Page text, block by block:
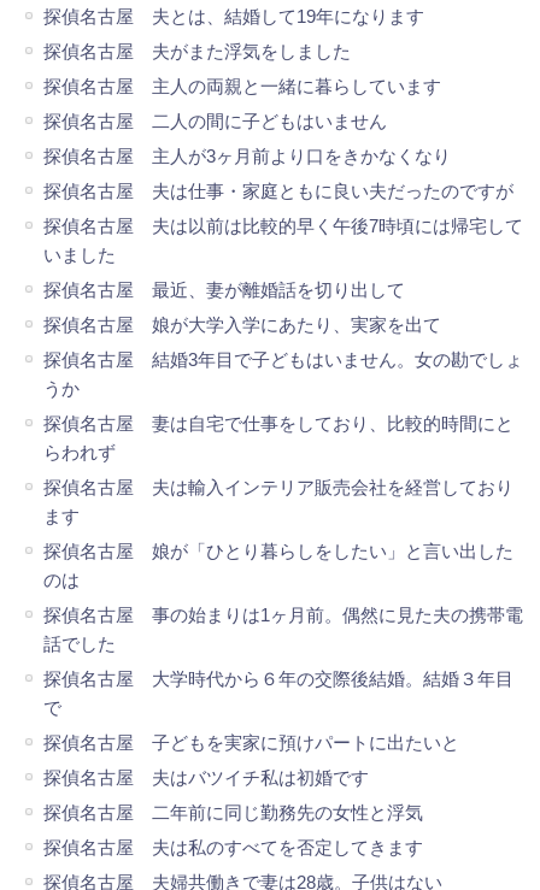
探偵名古屋 夫とは、結婚して19年になります
探偵名古屋 夫がまた浮気をしました
探偵名古屋 主人の両親と一緒に暮らしています
探偵名古屋 二人の間に子どもはいません
探偵名古屋 主人が3ヶ月前より口をきかなくなり
探偵名古屋 夫は仕事・家庭ともに良い夫だったのですが
探偵名古屋 夫は以前は比較的早く午後7時頃には帰宅して
いました
探偵名古屋 最近、妻が離婚話を切り出して
探偵名古屋 娘が大学入学にあたり、実家を出て
探偵名古屋 結婚3年目で子どもはいません。女の勘でしょ
うか
探偵名古屋 妻は自宅で仕事をしており、比較的時間にと
らわれず
探偵名古屋 夫は輸入インテリア販売会社を経営しており
ます
探偵名古屋 娘が「ひとり暮らしをしたい」と言い出した
のは
探偵名古屋 事の始まりは1ヶ月前。偶然に見た夫の携帯電
話でした
探偵名古屋 大学時代から６年の交際後結婚。結婚３年目
で
探偵名古屋 子どもを実家に預けパートに出たいと
探偵名古屋 夫はバツイチ私は初婚です
探偵名古屋 二年前に同じ勤務先の女性と浮気
探偵名古屋 夫は私のすべてを否定してきます
探偵名古屋 夫婦共働きで妻は28歳。子供はない